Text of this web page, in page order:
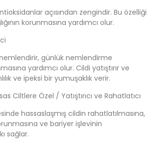
açısından zengindir. Bu özelliği
korunmasına yardımcı olur.
günlük nemlendirme
yardımcı olur. Cildi yatıştırır ve
ve ipeksi bir yumuşaklık verir.
Ciltlere Özel / Yatıştırıcı ve Rahatlatıcı
hassaslaşmış cildin rahatlatılmasına,
ve bariyer işlevinin
sağlar.